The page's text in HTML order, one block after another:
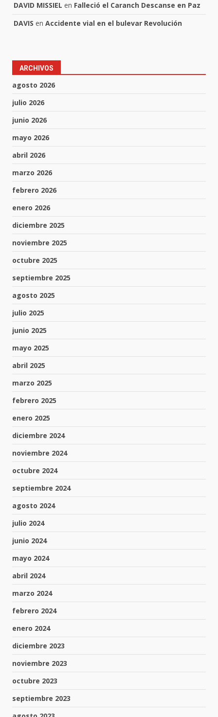
DAVID MISSIEL en Falleció el Caranch Descanse en Paz
DAVIS en Accidente vial en el bulevar Revolución
ARCHIVOS
agosto 2026
julio 2026
junio 2026
mayo 2026
abril 2026
marzo 2026
febrero 2026
enero 2026
diciembre 2025
noviembre 2025
octubre 2025
septiembre 2025
agosto 2025
julio 2025
junio 2025
mayo 2025
abril 2025
marzo 2025
febrero 2025
enero 2025
diciembre 2024
noviembre 2024
octubre 2024
septiembre 2024
agosto 2024
julio 2024
junio 2024
mayo 2024
abril 2024
marzo 2024
febrero 2024
enero 2024
diciembre 2023
noviembre 2023
octubre 2023
septiembre 2023